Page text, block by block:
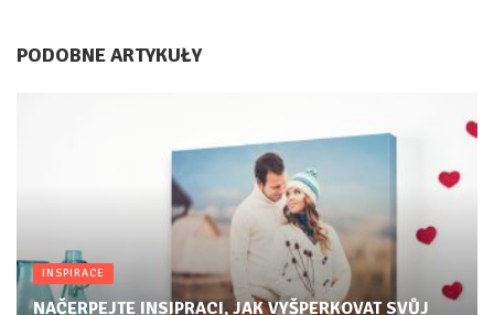
PODOBNE ARTYKUŁY
INSPIRACE
NAČERPEJTE INSIPRACI, JAK VYŠPERKOVAT SVŮJ